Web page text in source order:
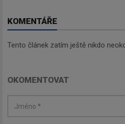
KOMENTÁŘE
Tento článek zatím ještě nikdo
OKOMENTOVAT